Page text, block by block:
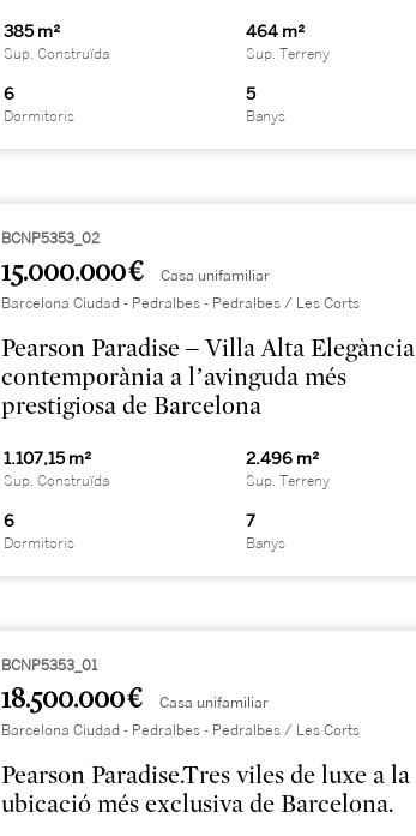
385 m²
Sup. Construïda
464 m²
Sup. Terreny
6
Dormitoris
5
Banys
BCNP5353_02
15.000.000 € Casa unifamiliar
Barcelona Ciudad - Pedralbes - Pedralbes / Les Corts
Pearson Paradise – Villa Alta Elegància
contemporània a l’avinguda més
prestigiosa de Barcelona
1.107,15 m²
Sup. Construïda
2.496 m²
Sup. Terreny
6
Dormitoris
7
Banys
BCNP5353_01
18.500.000 € Casa unifamiliar
Barcelona Ciudad - Pedralbes - Pedralbes / Les Corts
Pearson Paradise.Tres viles de luxe a la
ubicació més exclusiva de Barcelona.